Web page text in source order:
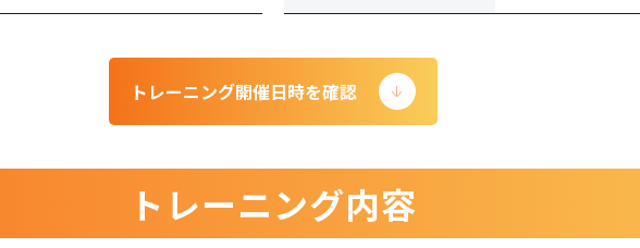
トレーニング開催日時を確認
トレーニング内容